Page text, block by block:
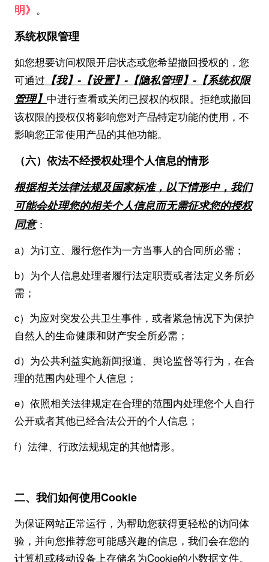
明》 。
系统权限管理
如您想要访问权限开启状态或您希望撤回授权的，您
可通过 【我】-【设置】-【隐私管理】-【系统权限
管理】 中进行查看或关闭已授权的权限。拒绝或撤回
该权限的授权仅将影响您对产品特定功能的使用，不
影响您正常使用产品的其他功能。
（六）依法不经授权处理个人信息的情形
根据相关法律法规及国家标准，以下情形中，我们
可能会处理您的相关个人信息而无需征求您的授权
同意：
a）为订立、履行您作为一方当事人的合同所必需；
b）为个人信息处理者履行法定职责或者法定义务所必
需；
c）为应对突发公共卫生事件，或者紧急情况下为保护
自然人的生命健康和财产安全所必需；
d）为公共利益实施新闻报道、舆论监督等行为，在合
理的范围内处理个人信息；
e）依照相关法律规定在合理的范围内处理您个人自行
公开或者其他已经合法公开的个人信息；
f）法律、行政法规规定的其他情形。
二、我们如何使用Cookie
为保证网站正常运行，为帮助您获得更轻松的访问体
验，并向您推荐您可能感兴趣的信息，我们会在您的
计算机或移动设备上存储名为Cookie的小数据文件。